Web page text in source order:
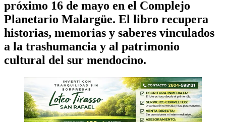
próximo 16 de mayo en el Complejo
Planetario Malargüe. El libro recupera
historias, memorias y saberes vinculados
a la trashumancia y al patrimonio
cultural del sur mendocino.